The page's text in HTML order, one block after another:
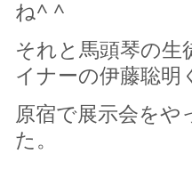
ね^ ^
それと馬頭琴の
イナーの伊藤聡明
原宿で展示会を
た。